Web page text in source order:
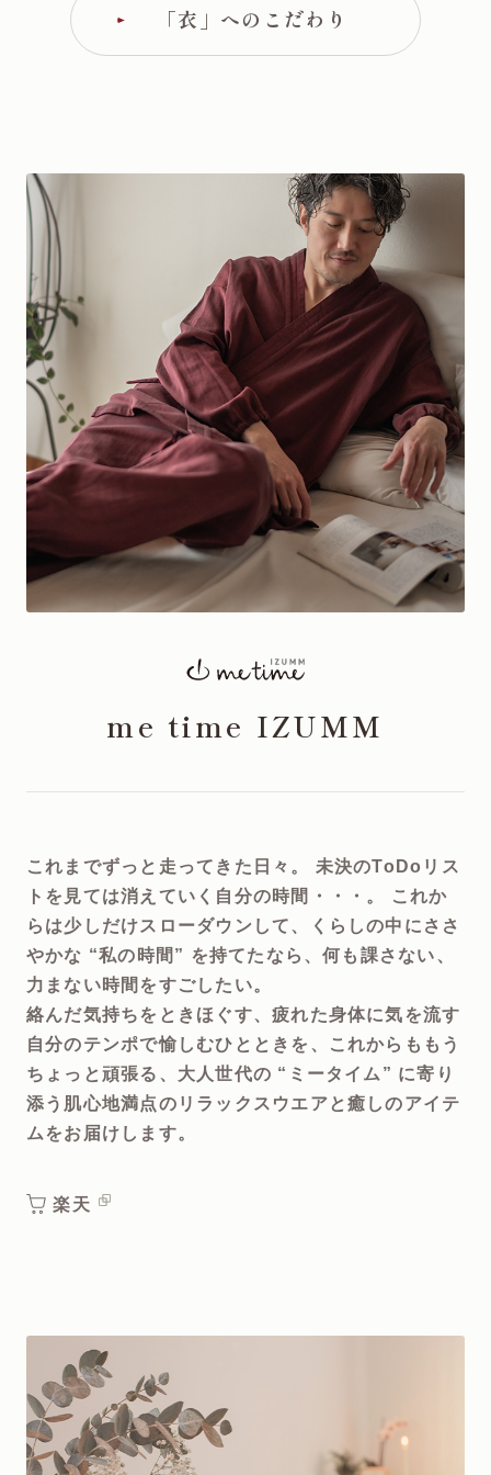
「衣」へのこだわり
me time IZUMM
これまでずっと走ってきた日々。 未決のToDoリス
トを見ては消えていく自分の時間・・・。 これか
らは少しだけスローダウンして、くらしの中にささ
やかな “私の時間” を持てたなら、何も課さない、
力まない時間をすごしたい。
絡んだ気持ちをときほぐす、疲れた身体に気を流す
自分のテンポで愉しむひとときを、これからももう
ちょっと頑張る、大人世代の “ミータイム” に寄り
添う肌心地満点のリラックスウエアと癒しのアイテ
ムをお届けします。
楽天